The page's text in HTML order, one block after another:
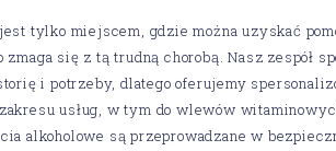
tylko miejscem, gdzie można uzyskać
zmaga się z tą trudną chorobą. Nasz
i potrzeby, dlatego oferujemy
usług, w tym do wlewów
alkoholowe są przeprowadzane w